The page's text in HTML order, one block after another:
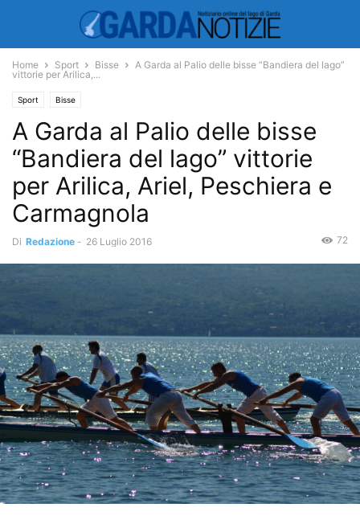
Home Sport Bisse
A Garda al Palio delle bisse “Bandiera del lago”
vittorie per Arilica,...
Sport Bisse
A Garda al Palio delle bisse
“Bandiera del lago” vittorie
per Arilica, Ariel, Peschiera e
Carmagnola
Di Redazione - 26 Luglio 2016 72